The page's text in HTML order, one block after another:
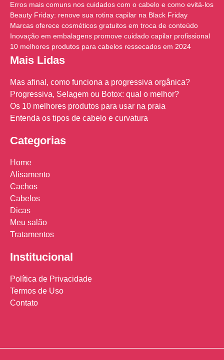
Erros mais comuns nos cuidados com o cabelo e como evitá-los
Beauty Friday: renove sua rotina capilar na Black Friday
Marcas oferece cosméticos gratuitos em troca de conteúdo
Inovação em embalagens promove cuidado capilar profissional
10 melhores produtos para cabelos ressecados em 2024
Mais Lidas
Mas afinal, como funciona a progressiva orgânica?
Progressiva, Selagem ou Botox: qual o melhor?
Os 10 melhores produtos para usar na praia
Entenda os tipos de cabelo e curvatura
Categorias
Home
Alisamento
Cachos
Cabelos
Dicas
Meu salão
Tratamentos
Institucional
Política de Privacidade
Termos de Uso
Contato